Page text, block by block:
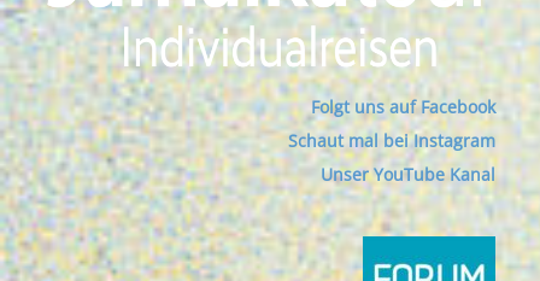
Folgt uns auf Facebook
Schaut mal bei Instagram
Unser YouTube Kanal